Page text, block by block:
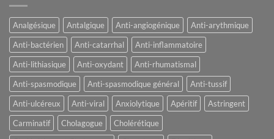
Analgésique Antalgique Anti-angiogénique
Anti-arythmique
Anti-bactérien
Anti-catarrhal
Anti-inflammatoire
Anti-lithiasique
Anti-oxydant
Anti-rhumatismal
Anti-spasmodique
Anti-spasmodique général
Anti-tussif
Anti-ulcéreux
Anti-viral Anxiolytique Apéritif
Astringent
Carminatif
Cholagogue
Cholérétique